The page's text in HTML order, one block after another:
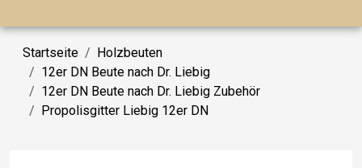
Startseite
Holzbeuten
12er DN Beute nach Dr. Liebig
12er DN Beute nach Dr. Liebig Zubehör
Propolisgitter Liebig 12er DN